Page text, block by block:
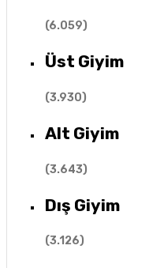
(6.059)
Üst Giyim
(3.930)
Alt Giyim
(3.643)
Dış Giyim
(3.126)